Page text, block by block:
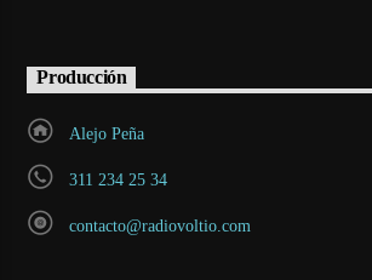
Producción
Alejo Peña
311 234 25 34
contacto@radiovoltio.com